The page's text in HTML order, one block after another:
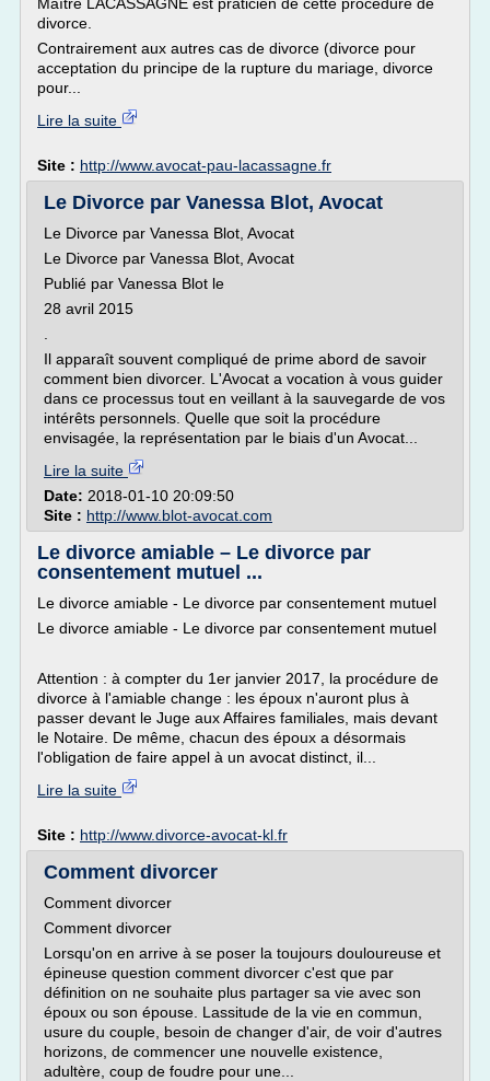
divorce.
Contrairement aux autres cas de divorce (divorce pour
acceptation du principe de la rupture du mariage, divorce
pour...
Lire la suite
Site : http://www.avocat-pau-lacassagne.fr
Le Divorce par Vanessa Blot, Avocat
Le Divorce par Vanessa Blot, Avocat
Le Divorce par Vanessa Blot, Avocat
Publié par Vanessa Blot le
28 avril 2015
Il apparaît souvent compliqué de prime abord de savoir
comment bien divorcer. L'Avocat a vocation à vous guider
dans ce processus tout en veillant à la sauvegarde de vos
intérêts personnels. Quelle que soit la procédure
envisagée, la représentation par le biais d'un Avocat...
Lire la suite
Date: 2018-01-10 20:09:50
Site : http://www.blot-avocat.com
Le divorce amiable – Le divorce par
consentement mutuel ...
Le divorce amiable - Le divorce par consentement mutuel
Le divorce amiable - Le divorce par consentement mutuel
Attention : à compter du 1er janvier 2017, la procédure de
divorce à l'amiable change : les époux n'auront plus à
passer devant le Juge aux Affaires familiales, mais devant
le Notaire. De même, chacun des époux a désormais
l'obligation de faire appel à un avocat distinct, il...
Lire la suite
Site : http://www.divorce-avocat-kl.fr
Comment divorcer
Comment divorcer
Comment divorcer
Lorsqu'on en arrive à se poser la toujours douloureuse et
épineuse question comment divorcer c'est que par
définition on ne souhaite plus partager sa vie avec son
époux ou son épouse. Lassitude de la vie en commun,
usure du couple, besoin de changer d'air, de voir d'autres
horizons, de commencer une nouvelle existence,
adultère, coup de foudre pour une...